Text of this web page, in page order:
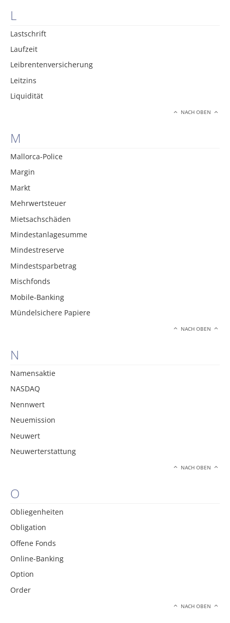
L
Lastschrift
Laufzeit
Leibrentenversicherung
Leitzins
Liquidität
NACH OBEN
M
Mallorca-Police
Margin
Markt
Mehrwertsteuer
Mietsachschäden
Mindestanlagesumme
Mindestreserve
Mindestsparbetrag
Mischfonds
Mobile-Banking
Mündelsichere Papiere
NACH OBEN
N
Namensaktie
NASDAQ
Nennwert
Neuemission
Neuwert
Neuwerterstattung
NACH OBEN
O
Obliegenheiten
Obligation
Offene Fonds
Online-Banking
Option
Order
NACH OBEN